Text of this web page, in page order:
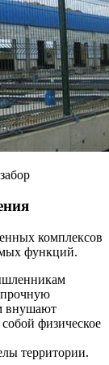
комплексов
функций.
внушают
физическое
территории.